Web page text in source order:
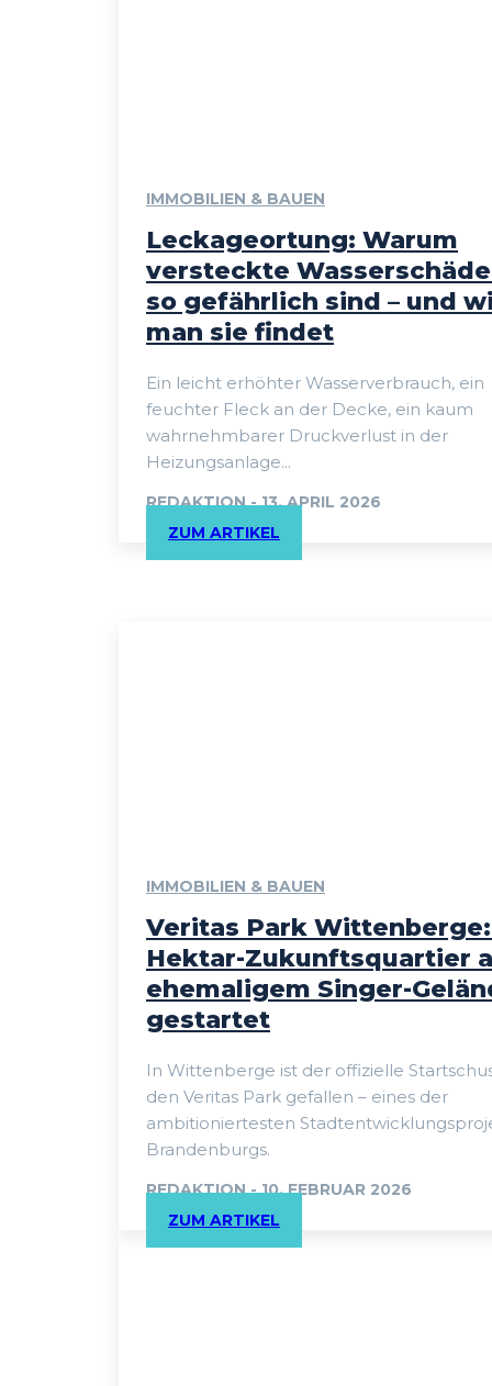
IMMOBILIEN & BAUEN
Leckageortung: Warum
versteckte
so gefährlich sind – und
man sie findet
Ein leicht erhöhter Wasserverbrauch, ein
feuchter Fleck an der Decke, ein kaum
wahrnehmbarer Druckverlust in der
Heizungsanlage...
REDAKTION - 13. APRIL 2026
ZUM ARTIKEL
IMMOBILIEN & BAUEN
Veritas Park Wittenberge:
Hektar-Zukunftsquartier
ehemaligem Singer-
gestartet
In Wittenberge ist der offizielle
den Veritas Park gefallen – eines der
ambitioniertesten
Brandenburgs.
REDAKTION - 10. FEBRUAR 2026
ZUM ARTIKEL